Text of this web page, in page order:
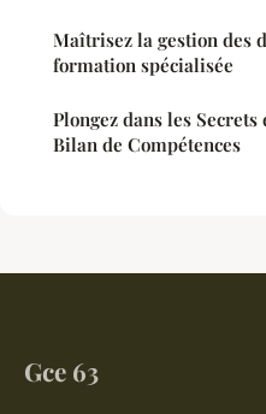
Maîtrisez la gestion des
formation spécialisée
Plongez dans les
Bilan de Compétences
Gce 63